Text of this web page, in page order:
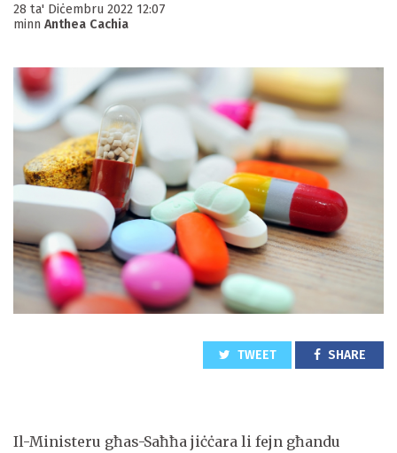
28 ta' Diċembru 2022 12:07
minn Anthea Cachia
TWEET SHARE
Il-Ministeru għas-Saħħa jiċċara li fejn għandu